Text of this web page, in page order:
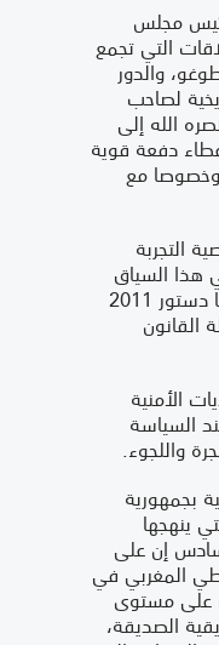
مجلس
التي تجمع
والدور
لصاحب
الله إلى
دفعة قوية
مع
التجربة
هذا السياق
المكتسبات الهامة التي جاء بها دستور 2011
الأمنية
السياسة
واللجوء.
بجمهورية
ينهجها
إن على
المغربي في
على مستوى
الصديقة،